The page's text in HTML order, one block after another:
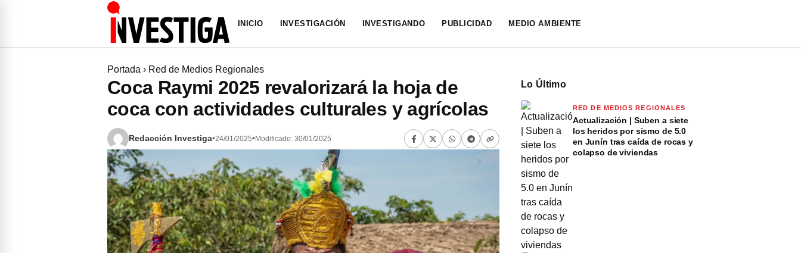
INICIO INVESTIGACIÓN INVESTIGANDO PUBLICIDAD MEDIO AMBIENTE
Portada › Red de Medios Regionales
Coca Raymi 2025 revalorizará la hoja de
coca con actividades culturales y agrícolas
Redacción Investiga•24/01/2025•Modificado: 30/01/2025
Lo Último
RED DE MEDIOS REGIONALES
Actualización | Suben a siete
los heridos por sismo de 5.0
en Junín tras caída de rocas y
colapso de viviendas